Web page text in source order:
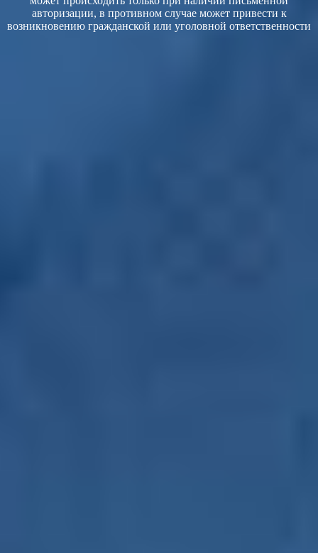
авторизации, в противном случае может привести к
возникновению гражданской или уголовной ответственности